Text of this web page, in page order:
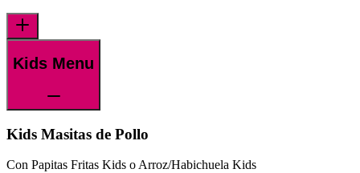
Kids Menu
Kids Masitas de Pollo
Con Papitas Fritas Kids o Arroz/Habichuela Kids